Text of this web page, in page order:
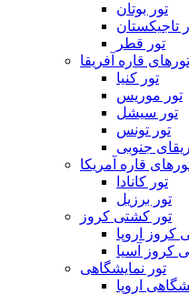
تور بوتان
تاجیکستان
تور قطر
تورهای قاره آفریقا
تور کنیا
تور موریس
تور سیشل
تور تونس
جنوبی
قاره آمریکا
تور کانادا
تور برزیل
تور کشتی کروز
کروز اروپا
کروز آسیا
تور نمایشگاهی
اروپا